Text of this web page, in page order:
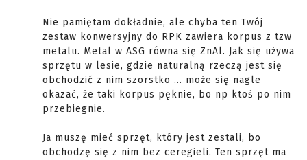
Nie pamiętam dokładnie, ale chyba ten Twój
zestaw konwersyjny do RPK zawiera korpus z tzw
metalu. Metal w ASG równa się ZnAl. Jak się używa
sprzętu w lesie, gdzie naturalną rzeczą jest się
obchodzić z nim szorstko ... może się nagle
okazać, że taki korpus pęknie, bo np ktoś po nim
przebiegnie.
Ja muszę mieć sprzęt, który jest zestali, bo
obchodzę się z nim bez ceregieli. Ten sprzęt ma